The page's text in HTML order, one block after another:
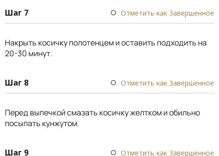
Шаг 7 Отметить как Завершенное
Накрыть косичку полотенцем и оставить подходить на
20-30 минут.
Шаг 8 Отметить как Завершенное
Перед выпечкой смазать косичку желтком и обильно
посыпать кунжутом.
Шаг 9 Отметить как Завершенное